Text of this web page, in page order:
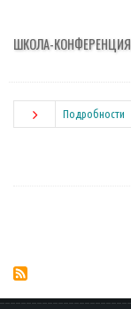
ШКОЛА-КОНФЕРЕНЦИЯ
Подробности